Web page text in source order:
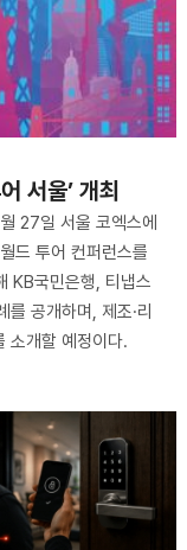
서울’ 개최
27일 서울 코엑스에
드 투어 컨퍼런스를
KB국민은행, 티냅스
공개하며, 제조·리
소개할 예정이다.